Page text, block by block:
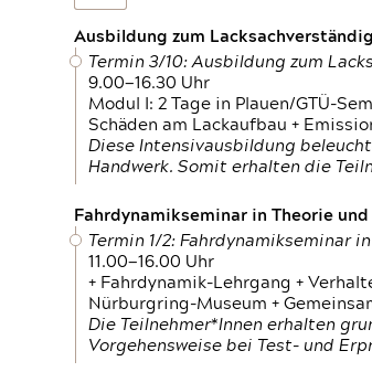
Ausbildung zum
Termin 3/10: Ausbildung zum
9.00—16.30 Uhr
Modul I: 2 Tage in Plauen/GTÜ-
Schäden am Lackaufbau +
Diese Intensivausbildung
Handwerk. Somit erhalten die
Fahrdynamikseminar in Theorie
Termin 1/2: Fahrdynamikseminar
11.00—16.00 Uhr
+ Fahrdynamik-Lehrgang +
Nürburgring-Museum +
Die Teilnehmer*Innen erhalten
Vorgehensweise bei Test- und